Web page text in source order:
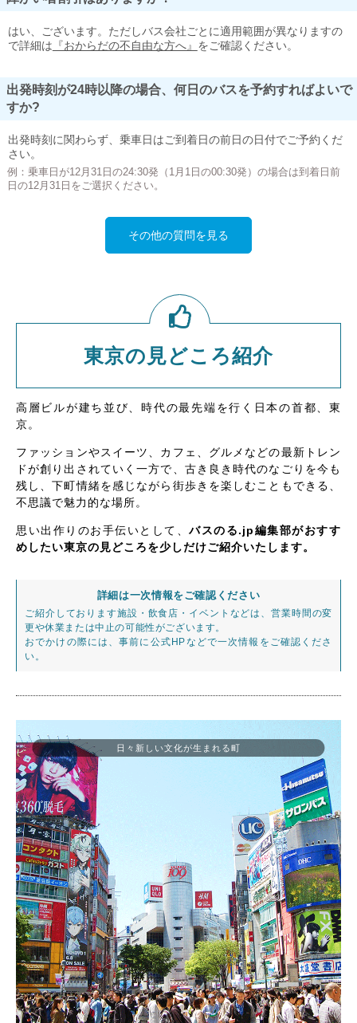
はい、ございます。ただしバス会社ごとに適用範囲が異なりますの
で詳細は 『おからだの不自由な方へ』 をご確認ください。
出発時刻が24時以降の場合、何日のバスを予約すればよいで
すか?
出発時刻に関わらず、乗車日はご到着日の前日の日付でご予約くだ
さい。
例：乗車日が12月31日の24:30発（1月1日の00:30発）の場合は到着日前
日の12月31日をご選択ください。
その他の質問を見る
東京の見どころ紹介
高層ビルが建ち並び、時代の最先端を行く日本の首都、東
京。
ファッションやスイーツ、カフェ、グルメなどの最新トレン
ドが創り出されていく一方で、古き良き時代のなごりを今も
残し、下町情緒を感じながら街歩きを楽しむこともできる、
不思議で魅力的な場所。
思い出作りのお手伝いとして、バスのる.jp編集部がおすす
めしたい東京の見どころを少しだけご紹介いたします。
詳細は一次情報をご確認ください
ご紹介しております施設・飲食店・イベントなどは、営業時間の変
更や休業または中止の可能性がございます。
おでかけの際には、事前に公式HPなどで一次情報をご確認くださ
い。
日々新しい文化が生まれる町